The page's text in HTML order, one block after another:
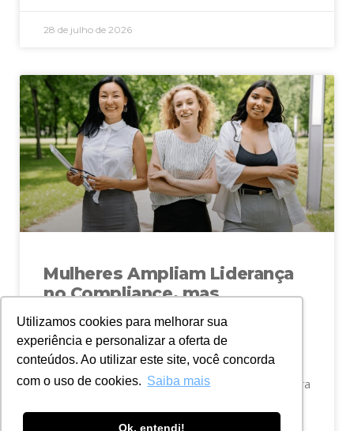
Utilizamos cookies para melhorar sua
experiência e personalizar a oferta de
conteúdos. Ao utilizar este site, você concorda
com o uso de cookies. Saiba mais
Ok, entendi!
28 de julho de 2026
Mulheres Ampliam Liderança
no Compliance, mas
Diversidade Ainda é Desafio
As mulheres ampliam sua participação nas
posições de liderança do mercado de Compliance.
Mas a área tem um longo caminho a percorrer para